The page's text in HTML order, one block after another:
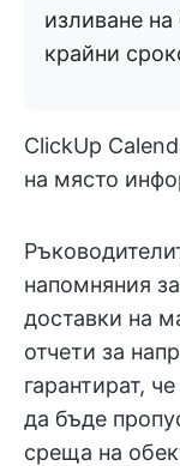
изливане
крайни
ClickUp
на място
напомняния
доставки на
отчети за
гарантират,
да бъде
среща на